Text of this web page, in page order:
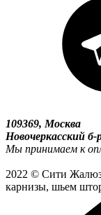
109369, Москва
Новочеркасский б-
Мы принимаем к
2022 © Сити
карнизы, шьем